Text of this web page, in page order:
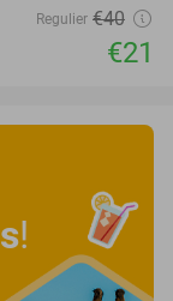
Regulier €40
€21
!